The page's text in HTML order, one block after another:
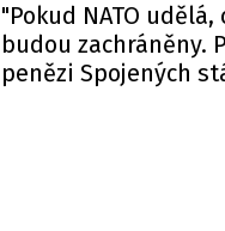
"Pokud NATO
budou zachráněny.
penězi Spojených